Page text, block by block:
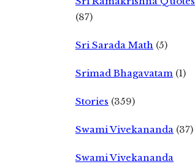
(87)
Sri Sarada Math (5)
Srimad Bhagavatam (1)
Stories (359)
Swami Vivekananda (37)
Swami Vivekananda